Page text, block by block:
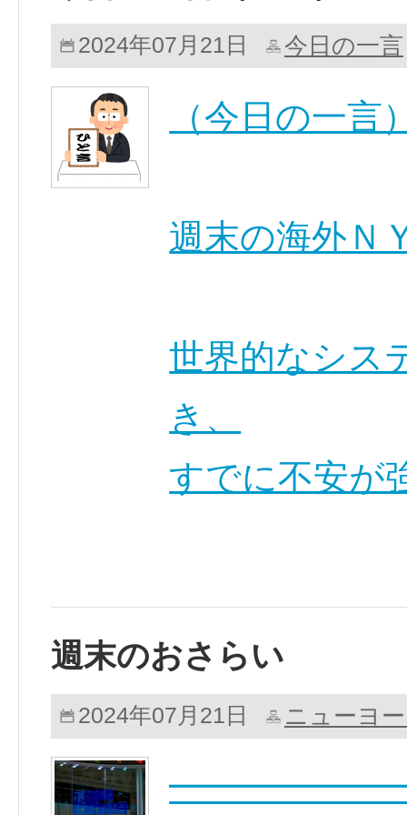
2024年07月21日 今日の一言
（今日の一言
週末の海外Ｎ
世界的なシス
き、
すでに不安
週末のおさらい
2024年07月21日 ニューヨ